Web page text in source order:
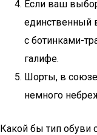
Если ваш
единственный
с ботинками-
галифе.
Шорты, в союзе
немного
Какой бы тип обуви